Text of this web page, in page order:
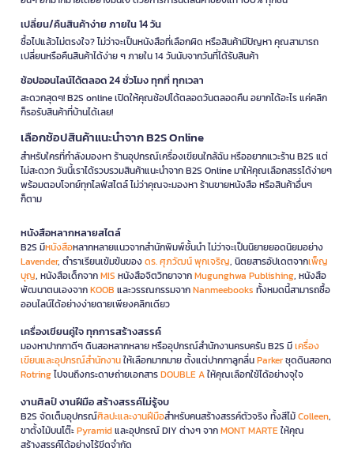
เปลี่ยน/คืนสินค้าง่าย ภายใน 14 วัน
ซื้อไปแล้วไม่ตรงใจ? ไม่ว่าจะเป็นหนังสือที่เลือกผิด หรือสินค้ามีปัญหา คุณสามารถ
เปลี่ยนหรือคืนสินค้าได้ง่าย ๆ ภายใน 14 วันนับจากวันที่ได้รับสินค้า
ช้อปออนไลน์ได้ตลอด 24 ชั่วโมง ทุกที่ ทุกเวลา
สะดวกสุดๆ! B2S online เปิดให้คุณช้อปได้ตลอดวันตลอดคืน อยากได้อะไร แค่คลิก
ก็รอรับสินค้าที่บ้านได้เลย!
เลือกช้อปสินค้าแนะนำจาก B2S Online
สำหรับใครที่กำลังมองหา ร้านอุปกรณ์เครื่องเขียนใกล้ฉัน หรืออยากแวะร้าน B2S แต่
ไม่สะดวก วันนี้เราได้รวบรวมสินค้าแนะนำจาก B2S Online มาให้คุณเลือกสรรได้ง่ายๆ
พร้อมตอบโจทย์ทุกไลฟ์สไตล์ ไม่ว่าคุณจะมองหา ร้านขายหนังสือ หรือสินค้าอื่นๆ
ก็ตาม
หนังสือหลากหลายสไตล์
B2S มีหนังสือหลากหลายแนวจากสำนักพิมพ์ชั้นนำ ไม่ว่าจะเป็นนิยายยอดนิยมอย่าง
Lavender, ตำราเรียนเข้มข้นของดร. ศุภวัฒน์ พุกเจริญ, นิตยสารอัปเดตจากเพ็ญ
บุญ, หนังสือเด็กจากMIS หนังสือจิตวิทยาจากMugunghwa Publishing, หนังสือ
พัฒนาตนเองจากKOOB และวรรณกรรมจากNanmeebooks ทั้งหมดนี้สามารถซื้อ
ออนไลน์ได้อย่างง่ายดายเพียงคลิกเดียว
เครื่องเขียนคู่ใจ ทุกการสร้างสรรค์
มองหาปากกาดีๆ ดินสอหลากหลาย หรืออุปกรณ์สำนักงานครบครัน B2S มีเครื่อง
เขียนและอุปกรณ์สำนักงานให้เลือกมากมาย ตั้งแต่ปากกาลูกลื่นParkerชุดดินสอกด
Rotringไปจนถึงกระดาษถ่ายเอกสารDOUBLE Aให้คุณเลือกใช้ได้อย่างจุใจ
งานศิลป์ งานฝีมือ สร้างสรรค์ไม่รู้จบ
B2S จัดเต็มอุปกรณ์ศิลปะและงานฝีมือสำหรับคนสร้างสรรค์ตัวจริง ทั้งสีไม้Colleen,
ขาตั้งไม้บนโต๊ะPyramidและอุปกรณ์ DIY ต่างๆ จากMONT MARTEให้คุณ
สร้างสรรค์ได้อย่างไร้ขีดจำกัด